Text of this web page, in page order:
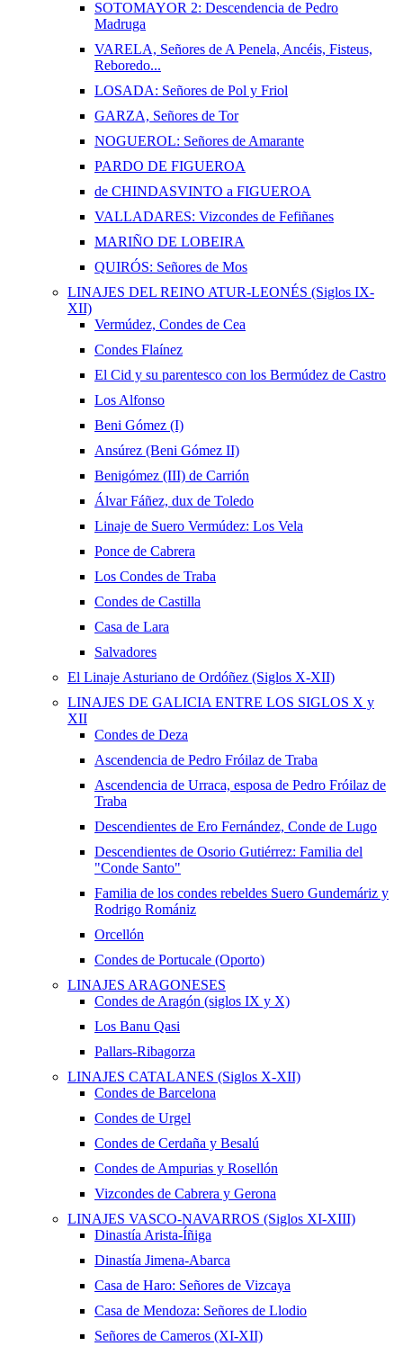
SOTOMAYOR 2: Descendencia de Pedro
Madruga
VARELA, Señores de A Penela, Ancéis, Fisteus,
Reboredo...
LOSADA: Señores de Pol y Friol
GARZA, Señores de Tor
NOGUEROL: Señores de Amarante
PARDO DE FIGUEROA
de CHINDASVINTO a FIGUEROA
VALLADARES: Vizcondes de Fefiñanes
MARIÑO DE LOBEIRA
QUIRÓS: Señores de Mos
LINAJES DEL REINO ATUR-LEONÉS (Siglos IX-
XII)
Vermúdez, Condes de Cea
Condes Flaínez
El Cid y su parentesco con los Bermúdez de Castro
Los Alfonso
Beni Gómez (I)
Ansúrez (Beni Gómez II)
Benigómez (III) de Carrión
Álvar Fáñez, dux de Toledo
Linaje de Suero Vermúdez: Los Vela
Ponce de Cabrera
Los Condes de Traba
Condes de Castilla
Casa de Lara
Salvadores
El Linaje Asturiano de Ordóñez (Siglos X-XII)
LINAJES DE GALICIA ENTRE LOS SIGLOS X y
XII
Condes de Deza
Ascendencia de Pedro Fróilaz de Traba
Ascendencia de Urraca, esposa de Pedro Fróilaz de
Traba
Descendientes de Ero Fernández, Conde de Lugo
Descendientes de Osorio Gutiérrez: Familia del
"Conde Santo"
Familia de los condes rebeldes Suero Gundemáriz y
Rodrigo Romániz
Orcellón
Condes de Portucale (Oporto)
LINAJES ARAGONESES
Condes de Aragón (siglos IX y X)
Los Banu Qasi
Pallars-Ribagorza
LINAJES CATALANES (Siglos X-XII)
Condes de Barcelona
Condes de Urgel
Condes de Cerdaña y Besalú
Condes de Ampurias y Rosellón
Vizcondes de Cabrera y Gerona
LINAJES VASCO-NAVARROS (Siglos XI-XIII)
Dinastía Arista-Íñiga
Dinastía Jimena-Abarca
Casa de Haro: Señores de Vizcaya
Casa de Mendoza: Señores de Llodio
Señores de Cameros (XI-XII)